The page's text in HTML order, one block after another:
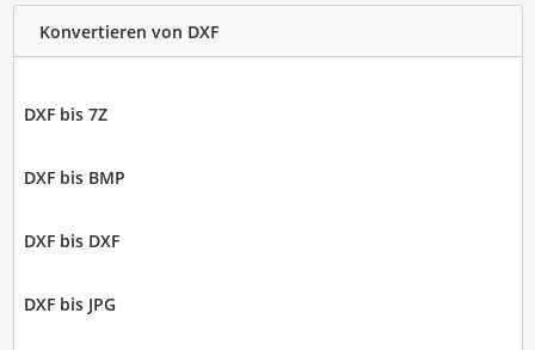
Konvertieren von DXF
DXF bis 7Z
DXF bis BMP
DXF bis DXF
DXF bis JPG